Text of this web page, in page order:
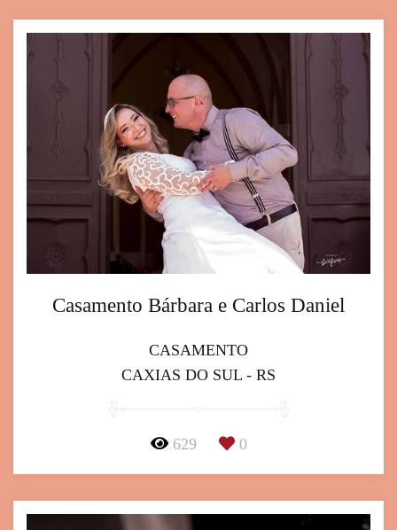
Casamento Bárbara e Carlos Daniel
CASAMENTO
CAXIAS DO SUL - RS
629 0